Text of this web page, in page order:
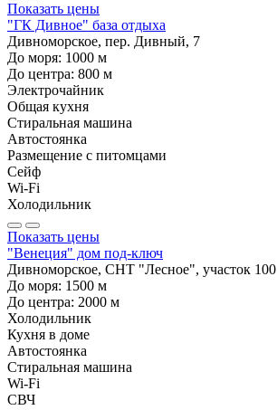
Показать цены
"ГК Дивное" база отдыха
Дивноморское, пер. Дивный, 7
До моря: 1000 м
До центра: 800 м
Электрочайник
Общая кухня
Стиральная машина
Автостоянка
Размещение с питомцами
Сейф
Wi-Fi
Холодильник
Показать цены
"Венеция" дом под-ключ
Дивноморское, СНТ "Лесное", участок 100
До моря: 1500 м
До центра: 2000 м
Холодильник
Кухня в доме
Автостоянка
Стиральная машина
Wi-Fi
СВЧ